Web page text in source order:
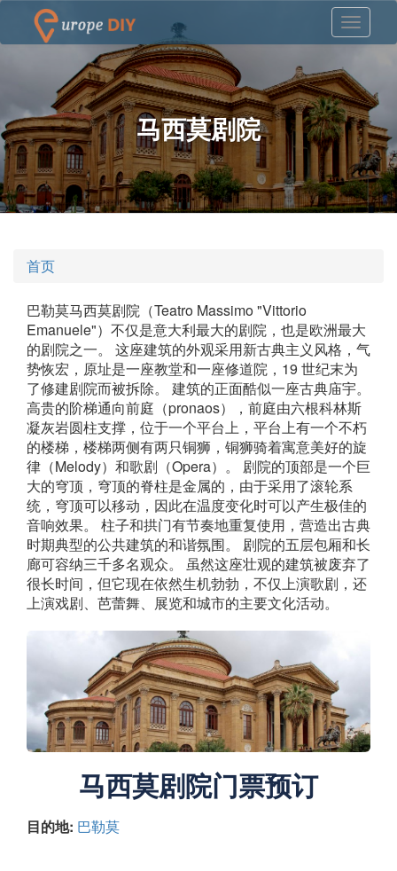
马西莫剧院
首页
巴勒莫马西莫剧院（Teatro Massimo "Vittorio
Emanuele"）不仅是意大利最大的剧院，也是欧洲最大
的剧院之一。 这座建筑的外观采用新古典主义风格，气
势恢宏，原址是一座教堂和一座修道院，19 世纪末为
了修建剧院而被拆除。 建筑的正面酷似一座古典庙宇。
高贵的阶梯通向前庭（pronaos），前庭由六根科林斯
凝灰岩圆柱支撑，位于一个平台上，平台上有一个不朽
的楼梯，楼梯两侧有两只铜狮，铜狮骑着寓意美好的旋
律（Melody）和歌剧（Opera）。 剧院的顶部是一个巨
大的穹顶，穹顶的脊柱是金属的，由于采用了滚轮系
统，穹顶可以移动，因此在温度变化时可以产生极佳的
音响效果。 柱子和拱门有节奏地重复使用，营造出古典
时期典型的公共建筑的和谐氛围。 剧院的五层包厢和长
廊可容纳三千多名观众。 虽然这座壮观的建筑被废弃了
很长时间，但它现在依然生机勃勃，不仅上演歌剧，还
上演戏剧、芭蕾舞、展览和城市的主要文化活动。
马西莫剧院门票预订
目的地: 巴勒莫